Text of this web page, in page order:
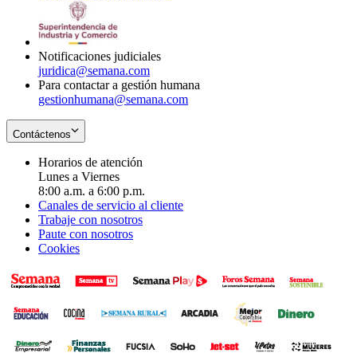
Notificaciones judiciales
juridica@semana.com
Para contactar a gestión humana
gestionhumana@semana.com
Contáctenos
Horarios de atención
Lunes a Viernes
8:00 a.m. a 6:00 p.m.
Canales de servicio al cliente
Trabaje con nosotros
Paute con nosotros
Cookies